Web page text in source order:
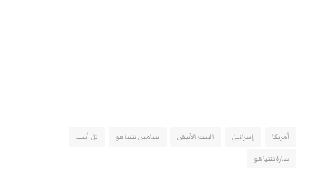
أمريكا إسرائيل البيت الأبيض بنيامين نتنياهو
تل أبيب
سارة نتنياهو